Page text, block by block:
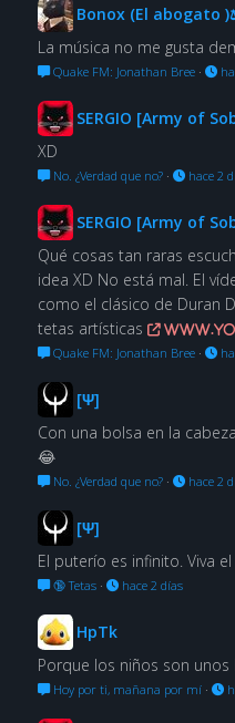
Bonox (El abogato
La música no me gusta
Quake FM: Jonathan Bree·
SERGIO [Army of
XD
No. ¿Verdad que no?· hace 2
SERGIO [Army of
Qué cosas tan raras
idea XD No está mal. El
como el clásico de Duran
tetas artísticas
Quake FM: Jonathan Bree·
[Ψ]
Con una bolsa en la
😂
No. ¿Verdad que no?· hace 2
[Ψ]
El puterío es infinito. Viva
🔞 Tetas· hace 2 días
HpTk
Porque los niños son unos
Hoy por ti, mañana por mí·